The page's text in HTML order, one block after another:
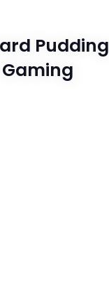
Pudding
Gaming